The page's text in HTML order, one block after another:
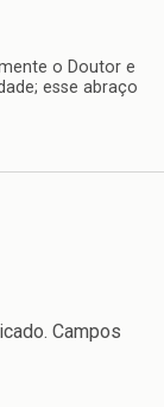
o Doutor e
esse abraço
Campos